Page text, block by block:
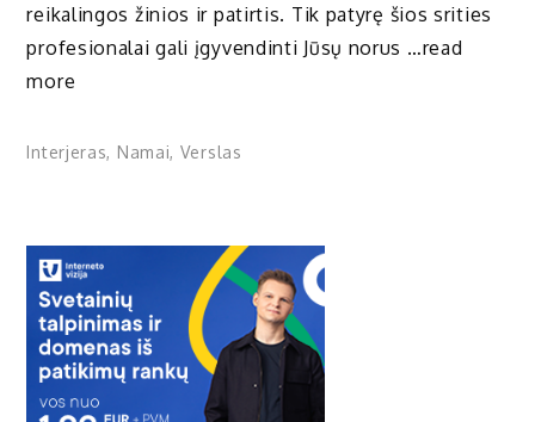
reikalingos žinios ir patirtis. Tik patyrę šios srities
profesionalai gali įgyvendinti Jūsų norus …read
more
Interjeras, Namai, Verslas